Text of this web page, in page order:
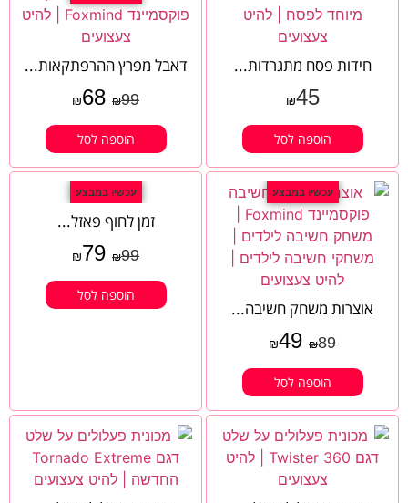
חידות פסח מתגרדות...
₪45
הוספה לסל
דאבל מפרץ ההרפתקאות...
₪99
₪68
הוספה לסל
עכשיו במבצע
אוצרות משחק חשיבה...
₪89
₪49
הוספה לסל
עכשיו במבצע
זמן לחוף פאזל...
₪99
₪79
הוספה לסל